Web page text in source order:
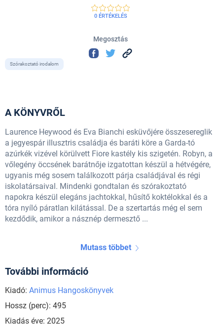
0 ÉRTÉKELÉS
Megosztás
Szórakoztató irodalom
A KÖNYVRŐL
Laurence Heywood és Eva Bianchi esküvőjére összesereglik
a jegyespár illusztris családja és baráti köre a Garda-tó
azúrkék vizével körülvett Fiore kastély kis szigetén. Robyn, a
vőlegény öccsének barátnője izgatottan készül a hétvégére,
ugyanis még sosem találkozott párja családjával és régi
iskolatársaival. Mindenki gondtalan és szórakoztató
napokra készül elegáns jachtokkal, hűsítő koktélokkal és a
tóra nyíló páratlan kilátással. De a szertartás még el sem
kezdődik, amikor a násznép dermesztő ...
Mutass többet
További információ
Kiadó: Animus Hangoskönyvek
Hossz (perc): 495
Kiadás éve: 2025